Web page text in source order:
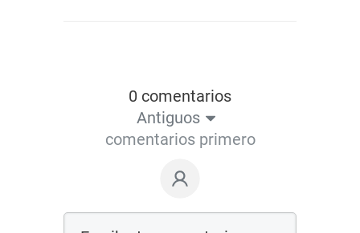
0 comentarios
Antiguos
comentarios primero